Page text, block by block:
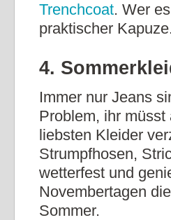
Trenchcoat. Wer
praktischer Kapuze.
4.
Immer nur Jeans
Problem, ihr
liebsten Kleider
Strumpfhosen,
wetterfest und
Novembertagen
Sommer.